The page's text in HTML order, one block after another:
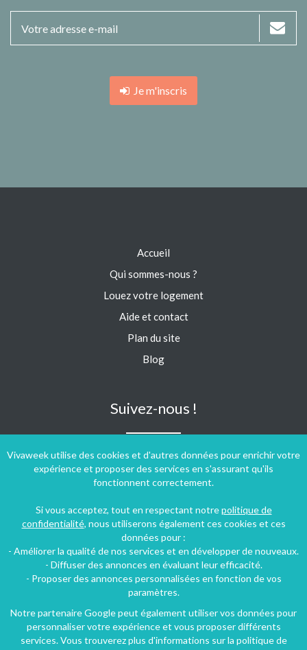
Je m'inscris
Vivaweek utilise des cookies et d'autres données pour enrichir votre
expérience et proposer des services en s'assurant qu'ils
fonctionnent correctement.
Si vous acceptez, tout en respectant notrepolitique de
confidentialité, nous utiliserons également ces cookies et ces
données pour :
- Améliorer la qualité de nos services et en développer de nouveaux.
- Diffuser des annonces en évaluant leur efficacité.
- Proposer des annonces personnalisées en fonction de vos
paramètres.
Notre partenaire Google peut également utiliser vos données pour
personnaliser votre expérience et vous proposer différents
services. Vous trouverez plus d'informations sur la politique de
Accueil
Qui sommes-nous ?
Louez votre logement
Aide et contact
Plan du site
Blog
Suivez-nous !
Conditions générales d'utilisation- Politique de confidentialité
Copyright © 2009 ‐ 2026 Vivaweek ‐ Tous droits réservés ‐